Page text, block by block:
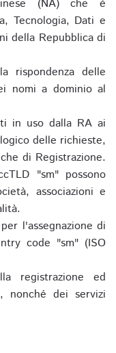
(NA) che è
Tecnologia, Dati e
della Repubblica di
rispondenza delle
nomi a dominio al
in uso dalla RA ai
delle richieste,
di Registrazione.
"sm" possono
associazioni e
l'assegnazione di
code "sm" (ISO
registrazione ed
nonché dei servizi